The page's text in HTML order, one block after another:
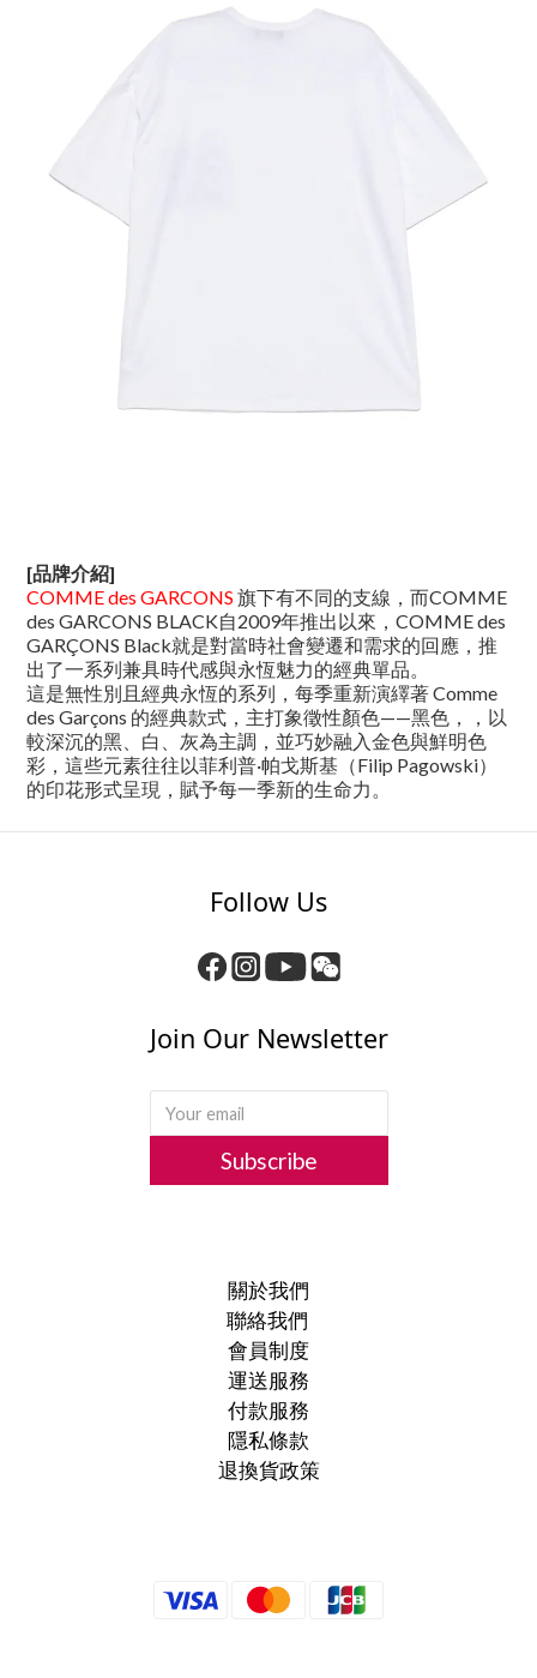
[品牌介紹]
COMME des GARCONS 旗下有不同的支線，而COMME
des GARCONS BLACK自2009年推出以來，COMME des
GARÇONS Black就是對當時社會變遷和需求的回應，推
出了一系列兼具時代感與永恆魅力的經典單品。
這是無性別且經典永恆的系列，每季重新演繹著 Comme
des Garçons 的經典款式，主打象徵性顏色——黑色，，以
較深沉的黑、白、灰為主調，並巧妙融入金色與鮮明色
彩，這些元素往往以菲利普·帕戈斯基（Filip Pagowski）
的印花形式呈現，賦予每一季新的生命力。
Follow Us
Join Our Newsletter
Subscribe
關於我們
聯絡我們
會員制度
運送服務
付款服務
隱私條款
退換貨政策